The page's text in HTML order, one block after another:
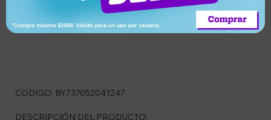
Descripción
CODIGO: BY737052041247
DESCRIPCIÓN DEL PRODUCTO: